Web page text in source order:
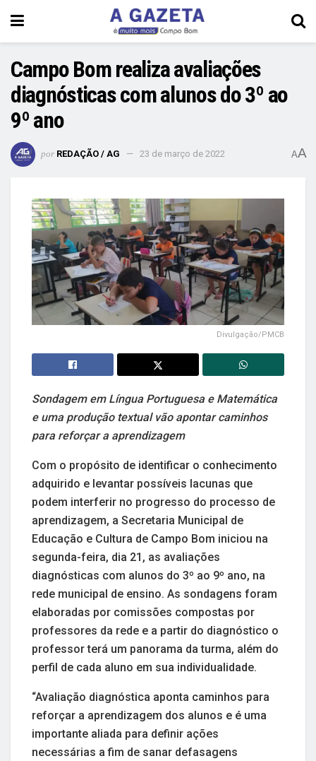
Campo Bom realiza avaliações
diagnósticas com alunos do 3º ao
9º ano
por REDAÇÃO / AG 23 de março de 2022 AA
Divulgação/PMCB
Sondagem em Língua Portuguesa e Matemática
e uma produção textual vão apontar caminhos
para reforçar a aprendizagem
Com o propósito de identificar o conhecimento
adquirido e levantar possíveis lacunas que
podem interferir no progresso do processo de
aprendizagem, a Secretaria Municipal de
Educação e Cultura de Campo Bom iniciou na
segunda-feira, dia 21, as avaliações
diagnósticas com alunos do 3º ao 9º ano, na
rede municipal de ensino. As sondagens foram
elaboradas por comissões compostas por
professores da rede e a partir do diagnóstico o
professor terá um panorama da turma, além do
perfil de cada aluno em sua individualidade.
“Avaliação diagnóstica aponta caminhos para
reforçar a aprendizagem dos alunos e é uma
importante aliada para definir ações
necessárias a fim de sanar defasagens